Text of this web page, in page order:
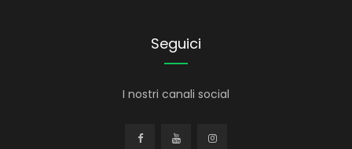
Seguici
I nostri canali social